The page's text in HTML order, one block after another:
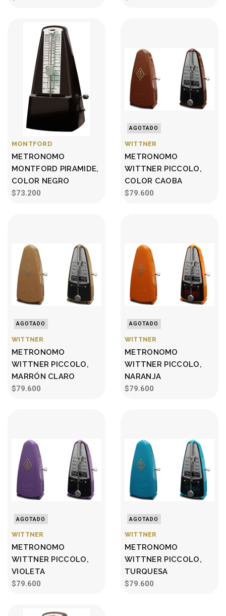
MONTFORD
METRONOMO
MONTFORD PIRAMIDE,
COLOR NEGRO
$73.200
AGOTADO
WITTNER
METRONOMO
WITTNER PICCOLO,
COLOR CAOBA
$79.600
AGOTADO
WITTNER
METRONOMO
WITTNER PICCOLO,
MARRÓN CLARO
$79.600
AGOTADO
WITTNER
METRONOMO
WITTNER PICCOLO,
NARANJA
$79.600
AGOTADO
WITTNER
METRONOMO
WITTNER PICCOLO,
VIOLETA
$79.600
AGOTADO
WITTNER
METRONOMO
WITTNER PICCOLO,
TURQUESA
$79.600